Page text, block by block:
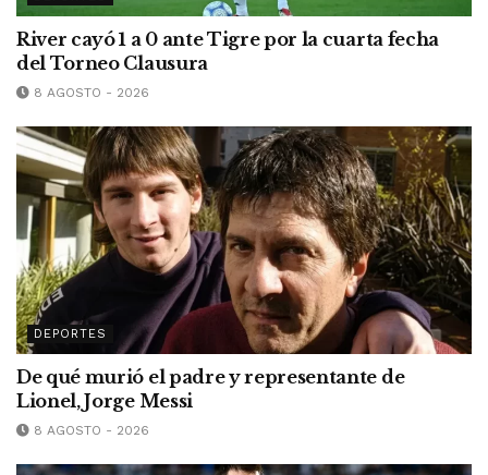
River cayó 1 a 0 ante Tigre por la cuarta fecha
del Torneo Clausura
8 AGOSTO - 2026
DEPORTES
De qué murió el padre y representante de
Lionel, Jorge Messi
8 AGOSTO - 2026